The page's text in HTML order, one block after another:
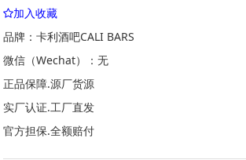
加入收藏
品牌：卡利酒吧CALI BARS
微信（Wechat）：无
正品保障.源厂货源
实厂认证.工厂直发
官方担保.全额赔付